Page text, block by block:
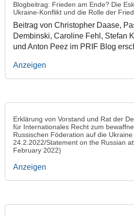
Blogbeitrag: Frieden am Ende? Die
Ukraine-Konflikt und die Rolle der
Beitrag von Christopher Daase,
Dembinski, Caroline Fehl, Stefan
und Anton Peez im PRIF Blog
Anzeigen
Erklärung von Vorstand und Rat der
für Internationales Recht zum
Russischen Föderation auf die Ukraine
24.2.2022/Statement on the Russian
February 2022)
Anzeigen